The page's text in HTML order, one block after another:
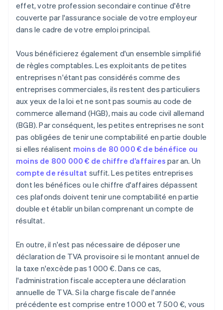
effet, votre profession secondaire continue d'être
couverte par l'assurance sociale de votre employeur
dans le cadre de votre emploi principal.
Vous bénéficierez également d'un ensemble simplifié
de règles comptables. Les exploitants de petites
entreprises n'étant pas considérés comme des
entreprises commerciales, ils restent des particuliers
aux yeux de la loi et ne sont pas soumis au code de
commerce allemand (HGB), mais au code civil allemand
(BGB). Par conséquent, les petites entreprises ne sont
pas obligées de tenir une comptabilité en partie double
si elles réalisent moins de 80 000 € de bénéfice ou
moins de 800 000 € de chiffre d’affaires par an. Un
compte de résultat suffit. Les petites entreprises
dont les bénéfices ou le chiffre d'affaires dépassent
ces plafonds doivent tenir une comptabilité en partie
double et établir un bilan comprenant un compte de
résultat.
En outre, il n'est pas nécessaire de déposer une
déclaration de TVA provisoire si le montant annuel de
la taxe n'excède pas 1 000 €. Dans ce cas,
l'administration fiscale acceptera une déclaration
annuelle de TVA. Si la charge fiscale de l'année
précédente est comprise entre 1 000 et 7 500 €, vous